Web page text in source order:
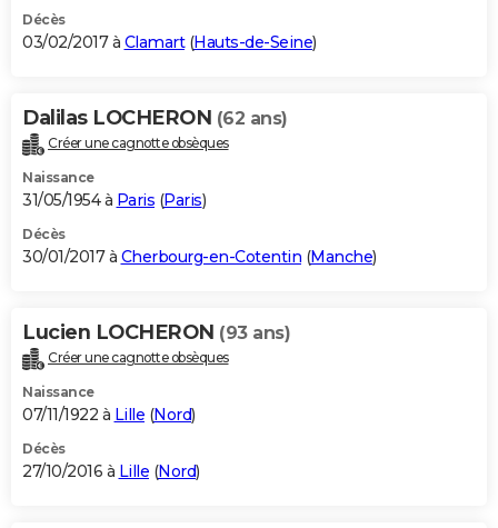
Décès
03/02/2017 à Clamart(Hauts-de-Seine)
Dalilas LOCHERON (62 ans)
Créer une cagnotte obsèques
Naissance
31/05/1954 à Paris (Paris)
Décès
30/01/2017 à Cherbourg-en-Cotentin (Manche)
Lucien LOCHERON (93 ans)
Créer une cagnotte obsèques
Naissance
07/11/1922 à Lille (Nord)
Décès
27/10/2016 à Lille (Nord)